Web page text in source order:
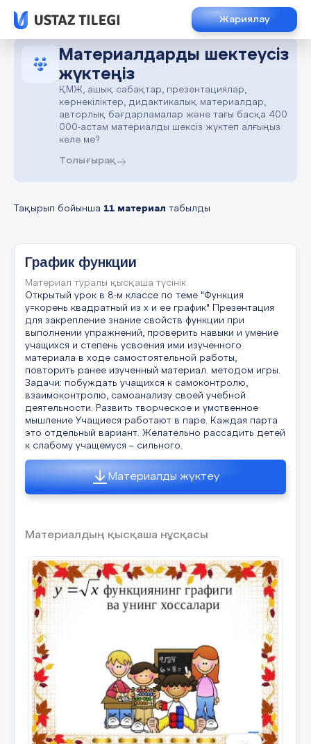
Жариялау
Материалдарды шектеусіз
жүктеңіз
ҚМЖ, ашық сабақтар, презентациялар,
көрнекіліктер, дидактикалық материалдар,
авторлық бағдарламалар және тағы басқа 400
000-астам материалды шексіз жүктеп алғыңыз
келе ме?
Толығырақ
Тақырып бойынша 11 материал табылды
График функции
Материал туралы қысқаша түсінік
Открытый урок в 8-м классе по теме "Функция
y=корень квадратный из x и ее график" Презентация
для закрепление знание свойств функции при
выполнении упражнений, проверить навыки и умение
учащихся и степень усвоения ими изученного
материала в ходе самостоятельной работы,
повторить ранее изученный материал. методом игры.
Задачи: побуждать учащихся к самоконтролю,
взаимоконтролю, самоанализу своей учебной
деятельности. Развить творческое и умственное
мышление Учащиеся работают в паре. Каждая парта
это отдельный вариант. Желательно рассадить детей
к слабому учащемуся – сильного.
Материалды жүктеу
Материалдың қысқаша нұсқасы